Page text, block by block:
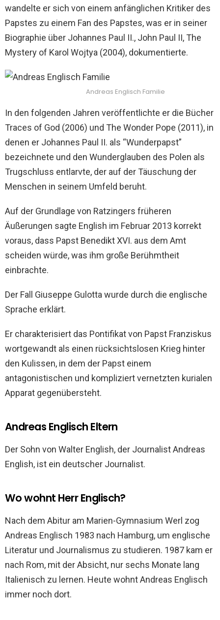
wandelte er sich von einem anfänglichen Kritiker des
Papstes zu einem Fan des Papstes, was er in seiner
Biographie über Johannes Paul II., John Paul II, The
Mystery of Karol Wojtya (2004), dokumentierte.
Andreas Englisch Familie
In den folgenden Jahren veröffentlichte er die Bücher
Traces of God (2006) und The Wonder Pope (2011), in
denen er Johannes Paul II. als “Wunderpapst”
bezeichnete und den Wunderglauben des Polen als
Trugschluss entlarvte, der auf der Täuschung der
Menschen in seinem Umfeld beruht.
Auf der Grundlage von Ratzingers früheren
Äußerungen sagte English im Februar 2013 korrekt
voraus, dass Papst Benedikt XVI. aus dem Amt
scheiden würde, was ihm große Berühmtheit
einbrachte.
Der Fall Giuseppe Gulotta wurde durch die englische
Sprache erklärt.
Er charakterisiert das Pontifikat von Papst Franziskus
wortgewandt als einen rücksichtslosen Krieg hinter
den Kulissen, in dem der Papst einem
antagonistischen und kompliziert vernetzten kurialen
Apparat gegenübersteht.
Andreas Englisch Eltern
Der Sohn von Walter English, der Journalist Andreas
English, ist ein deutscher Journalist.
Wo wohnt Herr Englisch?
Nach dem Abitur am Marien-Gymnasium Werl zog
Andreas Englisch 1983 nach Hamburg, um englische
Literatur und Journalismus zu studieren. 1987 kam er
nach Rom, mit der Absicht, nur sechs Monate lang
Italienisch zu lernen. Heute wohnt Andreas Englisch
immer noch dort.